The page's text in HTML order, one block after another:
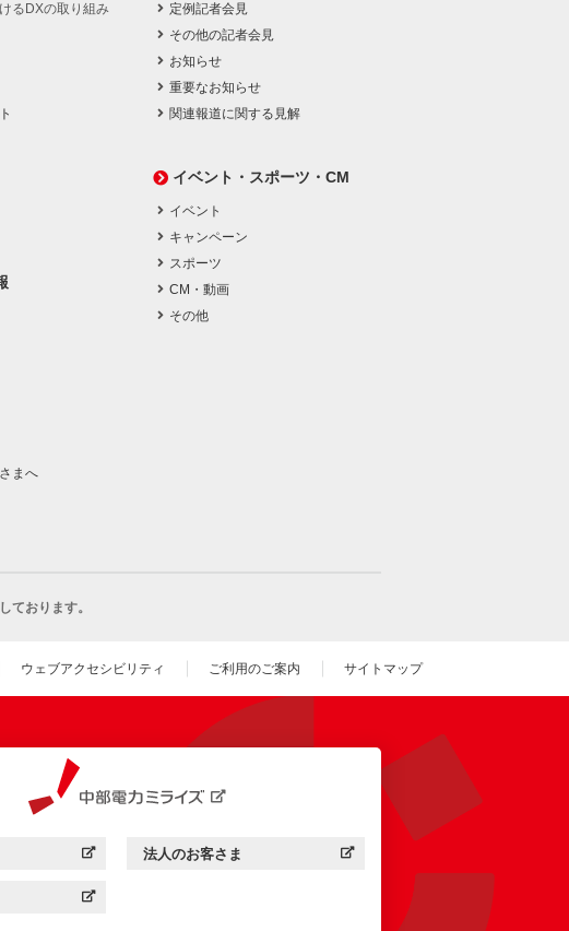
るDXの取り組み
まへ
定例記者会見
その他の記者会見
お知らせ
重要なお知らせ
関連報道に関する見解
イベント・スポーツ・CM
イベント
キャンペーン
スポーツ
CM・動画
その他
ております。
ウェブアクセシビリティ ご利用のご案内 サイトマップ
を開きます） 中部電力ミライズ：
法人のお客さま
（新しいウィンドウを開きます）
を開きます）